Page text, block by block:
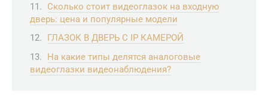
Сколько стоит видеоглазок на входную
дверь: цена и популярные модели
ГЛАЗОК В ДВЕРЬ С IP КАМЕРОЙ
На какие типы делятся аналоговые
видеоглазки видеонаблюдения?